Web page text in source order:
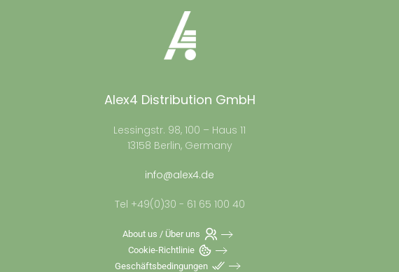
Alex4 Distribution GmbH
Lessingstr. 98, 100 – Haus 11
13158 Berlin, Germany
info@alex4.de
Tel +49(0)30 - 61 65 100 40
About us / Über uns
Cookie-Richtlinie
Geschäftsbedingungen